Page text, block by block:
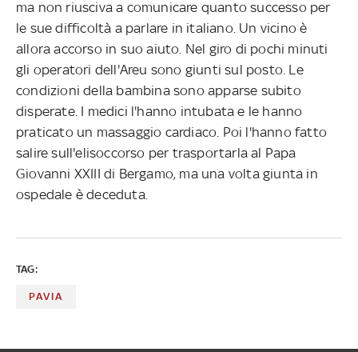
ma non riusciva a comunicare quanto successo per
le sue difficoltà a parlare in italiano. Un vicino è
allora accorso in suo aiuto. Nel giro di pochi minuti
gli operatori dell'Areu sono giunti sul posto. Le
condizioni della bambina sono apparse subito
disperate. I medici l'hanno intubata e le hanno
praticato un massaggio cardiaco. Poi l'hanno fatto
salire sull'elisoccorso per trasportarla al Papa
Giovanni XXIII di Bergamo, ma una volta giunta in
ospedale è deceduta.
TAG:
PAVIA